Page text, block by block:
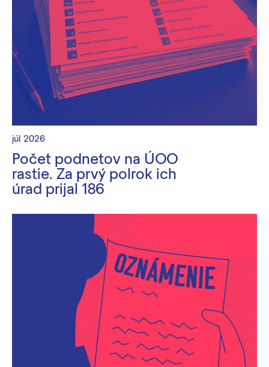
júl 2026
Počet podnetov na ÚOO
rastie. Za prvý polrok ich
úrad prijal 186